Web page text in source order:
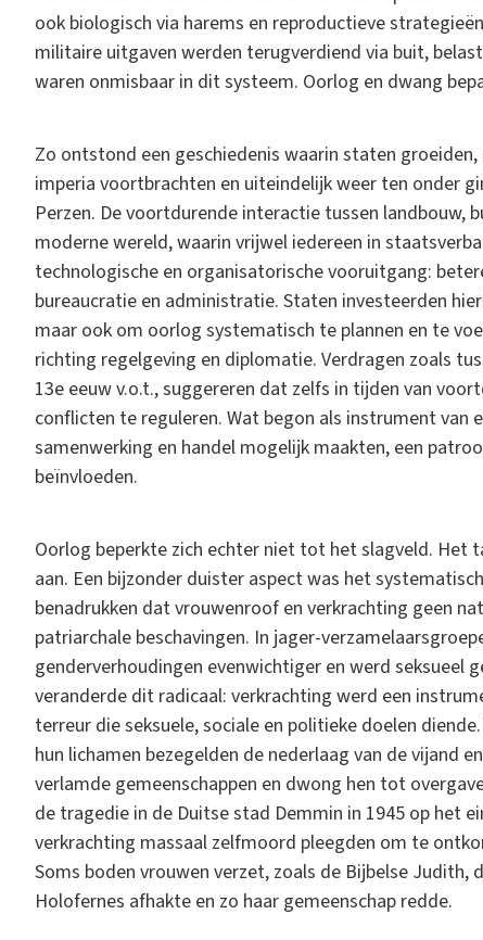
ook biologisch via harems en reproductieve
militaire uitgaven werden terugverdiend via buit,
waren onmisbaar in dit systeem. Oorlog en dwang
Zo ontstond een geschiedenis waarin staten
imperia voortbrachten en uiteindelijk weer ten onder
Perzen. De voortdurende interactie tussen landbouw,
moderne wereld, waarin vrijwel iedereen in
technologische en organisatorische vooruitgang:
bureaucratie en administratie. Staten investeerden
maar ook om oorlog systematisch te plannen en te
richting regelgeving en diplomatie. Verdragen zoals
13e eeuw v.o.t., suggereren dat zelfs in tijden van
conflicten te reguleren. Wat begon als instrument
samenwerking en handel mogelijk maakten, een
beïnvloeden.
Oorlog beperkte zich echter niet tot het slagveld. Het
aan. Een bijzonder duister aspect was het
benadrukken dat vrouwenroof en verkrachting geen
patriarchale beschavingen. In jager-
genderverhoudingen evenwichtiger en werd seksueel
veranderde dit radicaal: verkrachting werd een
terreur die seksuele, sociale en politieke doelen
hun lichamen bezegelden de nederlaag van de vijand
verlamde gemeenschappen en dwong hen tot
de tragedie in de Duitse stad Demmin in 1945 op het
verkrachting massaal zelfmoord pleegden om te
Soms boden vrouwen verzet, zoals de Bijbelse Judith,
Holofernes afhakte en zo haar gemeenschap redde.